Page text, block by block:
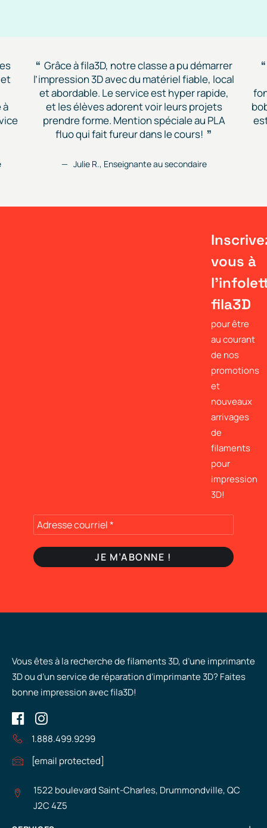
à
Grâce à fila3D, notre classe a pu démarrer
l’impression 3D avec du matériel fiable, local
et abordable. Le service est hyper rapide,
et les élèves adorent voir leurs projets
prendre forme. Mention spéciale au PLA
fluo qui fait fureur dans le cours!
Julie R., Enseignante au secondaire
vous à
fila3D
pour être
au courant
de nos
promotions
et
nouveaux
arrivages
de
filaments
pour
impression
3D!
Vous êtes à la recherche de filaments 3D, d’une imprimante
3D ou d’un service de réparation d’imprimante 3D? Faites
bonne impression avec fila3D!
1.888.499.9299
[email protected]
1522 boulevard Saint-Charles, Drummondville, QC
J2C 4Z5